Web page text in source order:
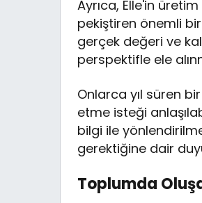
Ayrıca, Elle'in
pekiştiren önemli
gerçek değeri ve
perspektifle ele
Onlarca yıl süren
etme isteği
bilgi ile
gerektiğine dair
Toplumda